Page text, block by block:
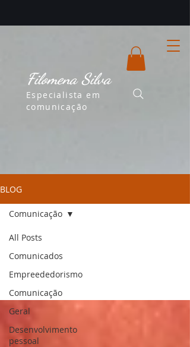
Filomena Silva
Especialista em
comunicação
BLOG
All Posts
Comunicados
Empreededorismo
Comunicação
Geral
Desenvolvimento
pessoal
Comunicação
Comunicação